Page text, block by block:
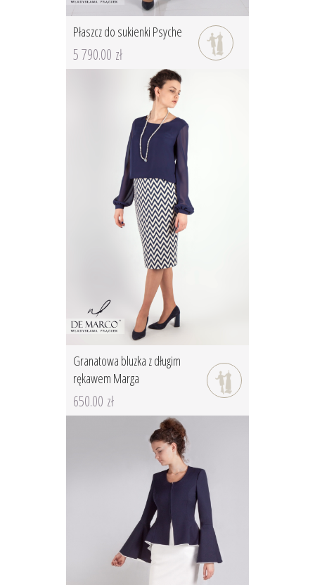
Płaszcz do sukienki Psyche
5 790.00 zł
Granatowa bluzka z długim
rękawem Marga
650.00 zł